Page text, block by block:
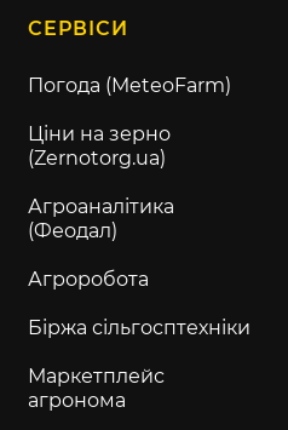
СЕРВІСИ
Погода (MeteoFarm)
Ціни на зерно
(Zernotorg.ua)
Агроаналітика
(Феодал)
Агроробота
Біржа сільгосптехніки
Маркетплейс
агронома